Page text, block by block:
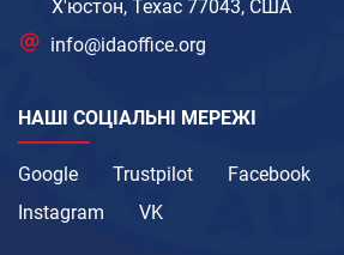
Х'юстон, Техас 77043, США
info@idaoffice.org
НАШІ СОЦІАЛЬНІ МЕРЕЖІ
Google Trustpilot Facebook
Instagram
VK